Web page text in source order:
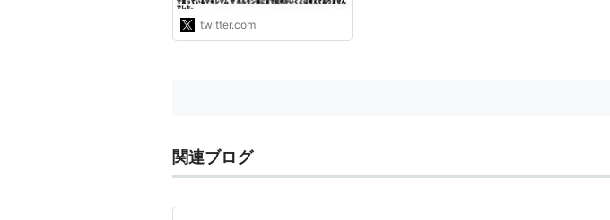
twitter.com
関連ブログ